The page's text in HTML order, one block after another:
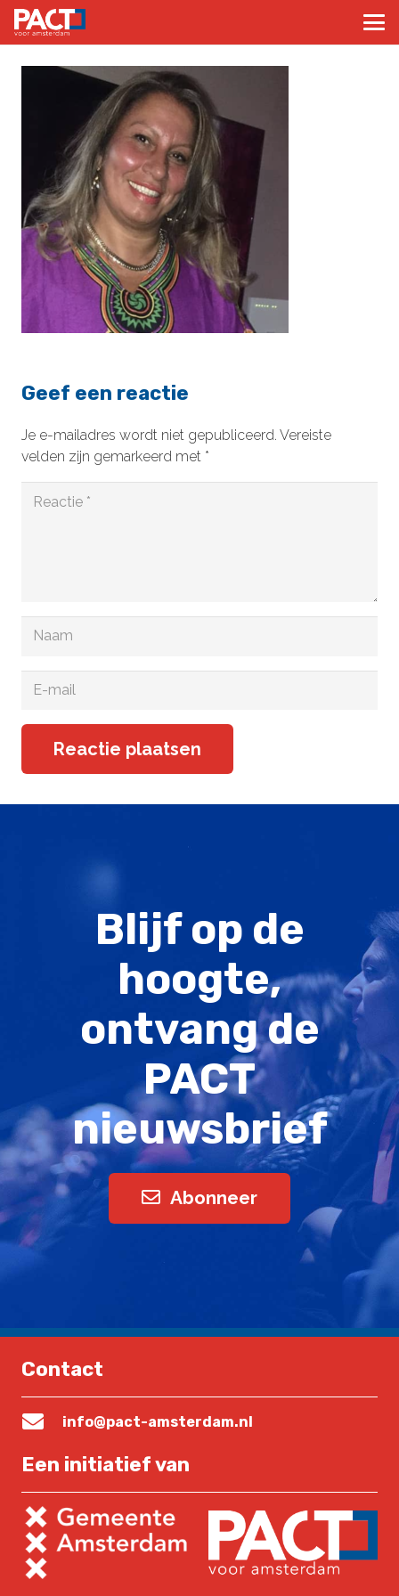
Geef een reactie
Je e-mailadres wordt niet gepubliceerd. Vereiste
velden zijn gemarkeerd met *
Reactie plaatsen
Blijf op de
hoogte,
ontvang de
PACT
nieuwsbrief
Abonneer
Contact
info@pact-amsterdam.nl
Een initiatief van